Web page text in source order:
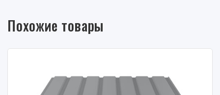
Похожие товары